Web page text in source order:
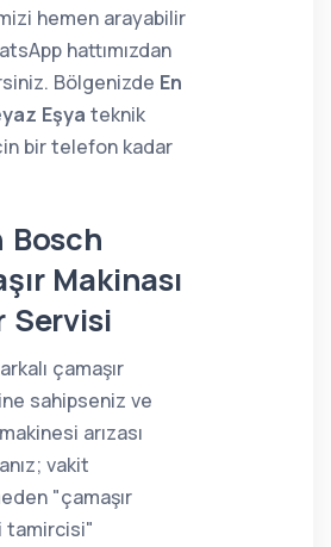
hemen arayabilir
hattımızdan
Bölgenizde En
Eşya teknik
bir telefon kadar
Bosch
Makinası
Servisi
çamaşır
sahipseniz ve
arızası
vakit
"çamaşır
tamircisi"